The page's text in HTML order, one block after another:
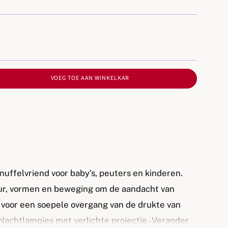
VOEG TOE AAN WINKELKAR
voor baby's, peuters en kinderen.
vormen en beweging om de aandacht van
een soepele overgang van de drukte van
met verlichte projectie - Verander